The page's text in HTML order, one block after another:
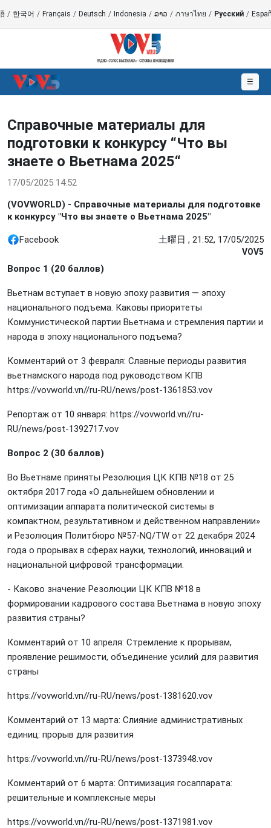
/ 한국어 / Français / Deutsch / Indonesia / ລາວ / ภาษาไทย / Русский /
☰
Справочные материалы для
подготовки к конкурсу “Что вы
знаете о Вьетнама 2025“
17/05/2025 14:52
(VOVWORLD) - Справочные материалы для подготовке
к конкурсу "Что вы знаете о Вьетнама 2025"
Facebook 土曜日 , 21:52, 17/05/2025
VOV5
Вопрос 1 (20 баллов)
Вьетнам вступает в новую эпоху развития — эпоху
национального подъема. Каковы приоритеты
Коммунистической партии Вьетнама и стремления партии и
народа в эпоху национального подъема?
Комментарий от 3 февраля: Славные периоды развития
вьетнамского народа под руководством КПВ
https://vovworld.vn//ru-RU/news/post-1361853.vov
Репортаж от 10 января: https://vovworld.vn//ru-
RU/news/post-1392717.vov
Вопрос 2 (30 баллов)
Во Вьетнаме приняты Резолюция ЦК КПВ №18 от 25
октября 2017 года «О дальнейшем обновлении и
оптимизации аппарата политической системы в
компактном, результативном и действенном направлении»
и Резолюция Политбюро №57-NQ/TW от 22 декабря 2024
года о прорывах в сферах науки, технологий, инноваций и
национальной цифровой трансформации.
- Каково значение Резолюции ЦК КПВ №18 в
формировании кадрового состава Вьетнама в новую эпоху
развития страны?
Комментарий от 10 апреля: Стремление к прорывам,
проявление решимости, объединение усилий для развития
страны
https://vovworld.vn//ru-RU/news/post-1381620.vov
Комментарий от 13 марта: Слияние административных
единиц: прорыв для развития
https://vovworld.vn//ru-RU/news/post-1373948.vov
Комментарий от 6 марта: Оптимизация госаппарата:
решительные и комплексные меры
https://vovworld.vn//ru-RU/news/post-1371981.vov